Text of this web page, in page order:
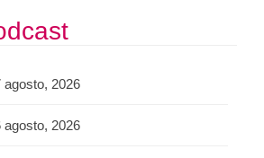
agosto, 2026
agosto, 2026